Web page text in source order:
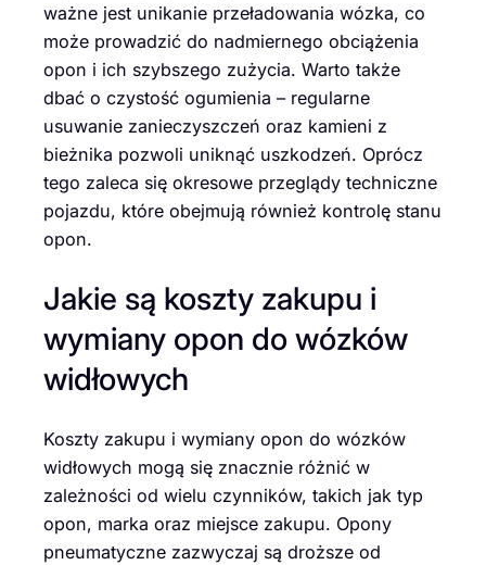
ważne jest unikanie przeładowania wózka, co
może prowadzić do nadmiernego obciążenia
opon i ich szybszego zużycia. Warto także
dbać o czystość ogumienia – regularne
usuwanie zanieczyszczeń oraz kamieni z
bieżnika pozwoli uniknąć uszkodzeń. Oprócz
tego zaleca się okresowe przeglądy techniczne
pojazdu, które obejmują również kontrolę stanu
opon.
Jakie są koszty zakupu i
wymiany opon do wózków
widłowych
Koszty zakupu i wymiany opon do wózków
widłowych mogą się znacznie różnić w
zależności od wielu czynników, takich jak typ
opon, marka oraz miejsce zakupu. Opony
pneumatyczne zazwyczaj są droższe od